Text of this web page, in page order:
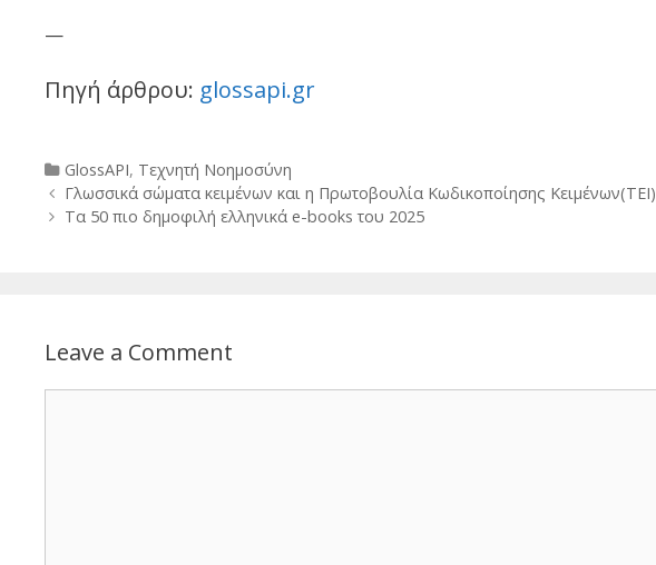
—
Πηγή άρθρου: glossapi.gr
Categories
GlossAPI, Τεχνητή Νοημοσύνη
Post
navigation
Γλωσσικά σώματα κειμένων και η Πρωτοβουλία Κωδικοποίησης Κειμένων(TEI)
Τα 50 πιο δημοφιλή ελληνικά e-books του 2025
Leave a Comment